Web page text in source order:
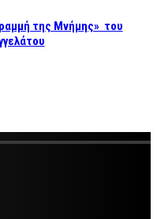
της Μνήμης» του